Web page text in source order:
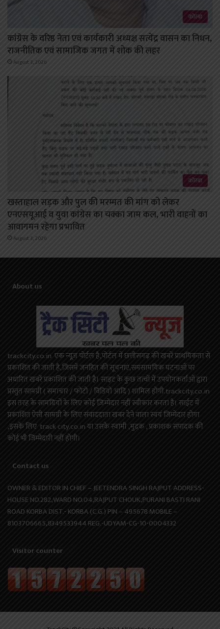
कोरबा
कांग्रेस के वरिष्ठ नेता एवं कार्यकारी अध्यक्ष सत्येंद्र वासन का निधन,
राजनीतिक एवं सामाजिक जगत में शोक की लहर
August 3, 2026
कोरबा
खस्ताहाल सड़क और पुल की मरम्मत की मांग को लेकर
एनएसयूआई व युवा कांग्रेस का चक्का जाम कल, भारी वाहनों का
आवागमन रहेगा प्रभावित
August 3, 2026
About us
trackcity.co.in एक न्यूज़ पोर्टल है,पोर्टल में छत्तीसगढ़ की खबरें प्राथमिकता से
प्रकाशित की जाती है,जिसमें जनहित की सूचनाएं,समसामयिक घटनाओं पर
अधारित खबरें प्रकाशित की जाती है। साइट के कुछ तत्वों में उपयोगकर्ताओं द्वारा
प्रस्तुत सामग्री ( समाचार / फोटो / विडियो आदि ) शामिल होगी.trackcity.co.in
इस तरह के सामग्रियों के लिए कोई ज़िम्मेदार नहीं स्वीकार करता है। साईट में
प्रकाशित ऐसी सामग्री के लिए संवाददाता खबर देने वाला स्वयं जिम्मेदार होगा
,इसके लिए track city.co.in या उसके स्वामी ,मुद्रक , प्रकाशक संपादक की
कोई भी जिम्मेदारी नहीं होगी।
Contact us
OWNER & EDITOR IN CHIEF – JEETENDRA SINGH RAJPUT ADDRESS-
HOUSE NO.282,WARD NO.04,RAJPUT CHOUK,PURANI BASTI RANI
ROAD KORBA DIST.- KORBA (C.G.) PIN – 495678 MOBILE –
8103706665,8349533944 REG.-UDYAM-CG-10-0004332
Visitor counter